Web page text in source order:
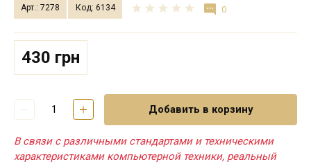
Арт.: 7278 Код: 6134 0
430 грн
Добавить в корзину
В связи с различными стандартами и техническими
характеристиками компьютерной техники, реальный